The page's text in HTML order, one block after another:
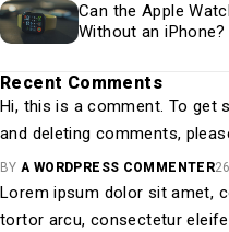
Can the Apple
Without an iPhone?
Recent Comments
Hi, this is a comment. To get
and deleting comments,
BY A WORDPRESS COMMENTER
Lorem ipsum dolor sit amet,
tortor arcu, consectetur